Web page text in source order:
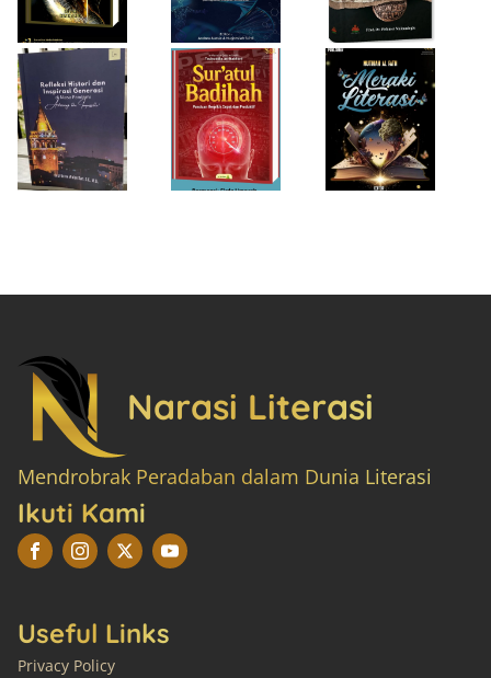
“Achieving the
Impossible”
Produktif
Narasi Literasi
Mendrobrak Peradaban dalam Dunia Literasi
Ikuti Kami
Useful Links
Privacy Policy